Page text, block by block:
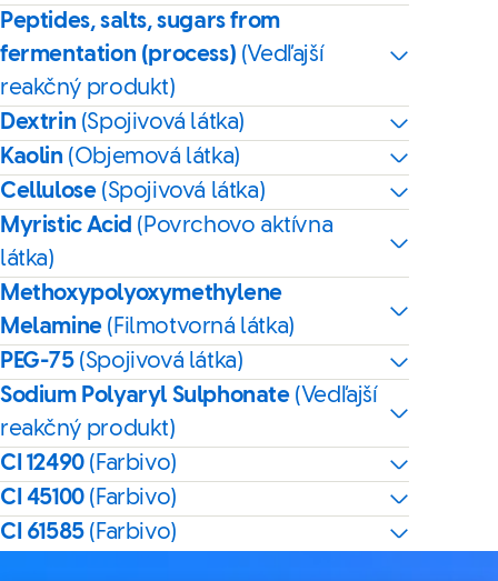
Peptides, salts, sugars from
fermentation (process) (Vedľajší
reakčný produkt)
Dextrin (Spojivová látka)
Kaolin (Objemová látka)
Cellulose (Spojivová látka)
Myristic Acid (Povrchovo aktívna
látka)
Methoxypolyoxymethylene
Melamine (Filmotvorná látka)
PEG-75 (Spojivová látka)
Sodium Polyaryl Sulphonate (Vedľajší
reakčný produkt)
CI 12490 (Farbivo)
CI 45100 (Farbivo)
CI 61585 (Farbivo)